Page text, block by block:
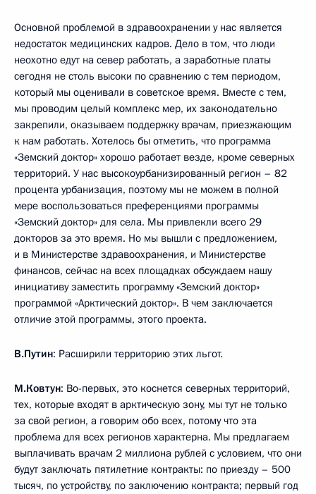
Основной проблемой в здравоохранении у нас является
недостаток медицинских кадров. Дело в том, что люди
неохотно едут на север работать, а заработные платы
сегодня не столь высоки по сравнению с тем периодом,
который мы оценивали в советское время. Вместе с тем,
мы проводим целый комплекс мер, их законодательно
закрепили, оказываем поддержку врачам, приезжающим
к нам работать. Хотелось бы отметить, что программа
«Земский доктор» хорошо работает везде, кроме северных
территорий. У нас высокоурбанизированный регион – 82
процента урбанизация, поэтому мы не можем в полной
мере воспользоваться преференциями программы
«Земский доктор» для села. Мы привлекли всего 29
докторов за это время. Но мы вышли с предложением,
и в Министерстве здравоохранения, и Министерстве
финансов, сейчас на всех площадках обсуждаем нашу
инициативу заместить программу «Земский доктор»
программой «Арктический доктор». В чем заключается
отличие этой программы, этого проекта.
В.Путин: Расширили территорию этих льгот.
М.Ковтун: Во-первых, это коснется северных территорий,
тех, которые входят в арктическую зону, мы тут не только
за свой регион, а говорим обо всех, потому что эта
проблема для всех регионов характерна. Мы предлагаем
выплачивать врачам 2 миллиона рублей с условием, что они
будут заключать пятилетние контракты: по приезду – 500
тысяч, по устройству, по заключению контракта; первый год